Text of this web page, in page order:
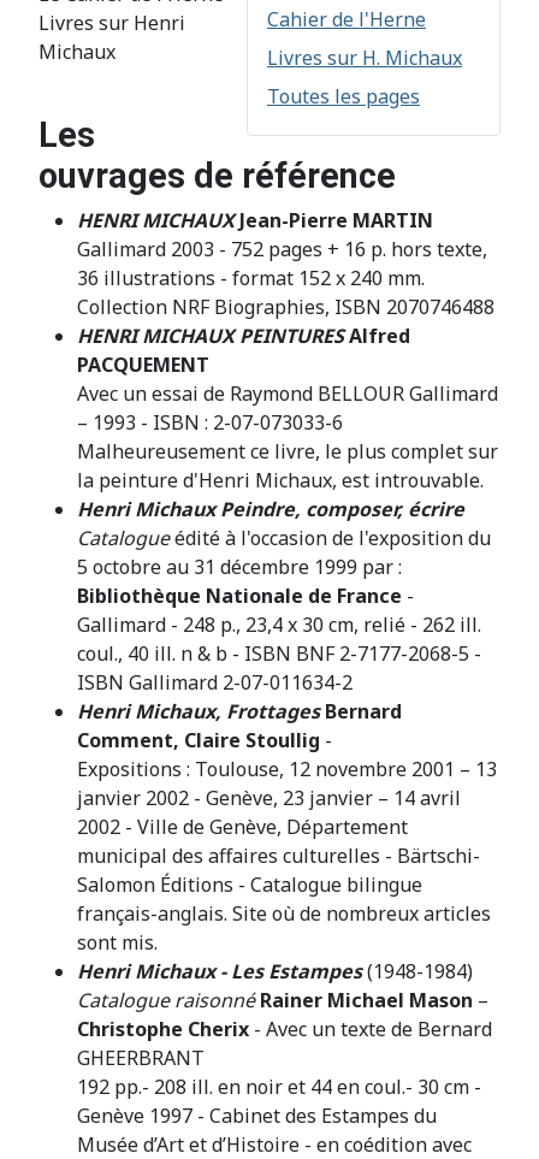
Cahier de l'Herne
Livres sur H. Michaux
Toutes les pages
Livres sur Henri
Michaux
Les
ouvrages de référence
HENRI MICHAUX Jean-Pierre MARTIN
Gallimard 2003 - 752 pages + 16 p. hors texte,
36 illustrations - format 152 x 240 mm.
Collection NRF Biographies, ISBN 2070746488
HENRI MICHAUX PEINTURESAlfred
PACQUEMENT
Avec un essai de Raymond BELLOUR Gallimard
– 1993 - ISBN : 2-07-073033-6
Malheureusement ce livre, le plus complet sur
la peinture d'Henri Michaux, est introuvable.
Henri Michaux Peindre, composer, écrire
Catalogueédité à l'occasion de l'exposition du
5 octobre au 31 décembre 1999 par :
Bibliothèque Nationale de France -
Gallimard - 248 p., 23,4 x 30 cm, relié - 262 ill.
coul., 40 ill. n & b - ISBN BNF 2-7177-2068-5 -
ISBN Gallimard 2-07-011634-2
Henri Michaux, Frottages Bernard
Comment, Claire Stoullig -
Expositions : Toulouse, 12 novembre 2001 – 13
janvier 2002 - Genève, 23 janvier – 14 avril
2002 - Ville de Genève, Département
municipal des affaires culturelles - Bärtschi-
Salomon Éditions - Catalogue bilingue
français-anglais. Site où de nombreux articles
sont mis.
Henri Michaux - Les Estampes(1948-1984)
Catalogue raisonné Rainer Michael Mason –
Christophe Cherix - Avec un texte de Bernard
GHEERBRANT
192 pp.- 208 ill. en noir et 44 en coul.- 30 cm -
Genève 1997 - Cabinet des Estampes du
Musée d’Art et d’Histoire - en coédition avec